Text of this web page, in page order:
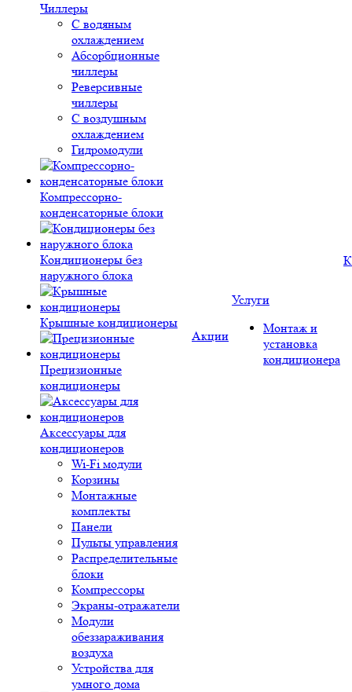
Чиллеры
С водяным
охлаждением
Абсорбционные
чиллеры
Реверсивные
чиллеры
С воздушным
охлаждением
Гидромодули
Компрессорно-
конденсаторные блоки
Кондиционеры без
наружного блока
Крышные кондиционеры
Прецизионные
кондиционеры
Аксессуары для
кондиционеров
Wi-Fi модули
Корзины
Монтажные
комплекты
Панели
Пульты управления
Распределительные
блоки
Компрессоры
Экраны-отражатели
Модули
обеззараживания
воздуха
Устройства для
умного дома
Акции
Услуги
Монтаж и
установка
кондиционера